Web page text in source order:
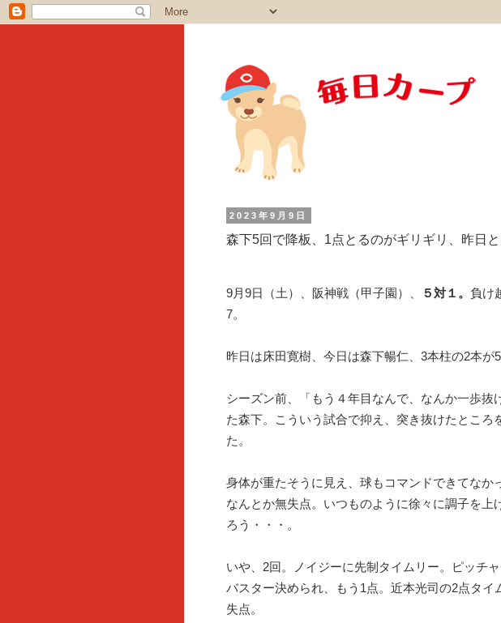
2023年9月9日
森下5回で降板、1点とるのがギリギリ、昨日
9月9日（土）、阪神戦（甲子園）、 ５対１。 負け
7。
昨日は床田寛樹、今日は森下暢仁、3本柱の2本が5
シーズン前、「もう４年目なんで、なんか一歩抜
た森下。こういう試合で抑え、突き抜けたところ
た。
身体が重たそうに見え、球もコマンドできてなか
なんとか無失点。いつものように徐々に調子を上
ろう・・・。
いや、2回。ノイジーに先制タイムリー。ピッチ
バスター決められ、もう1点。近本光司の2点タイ
失点。